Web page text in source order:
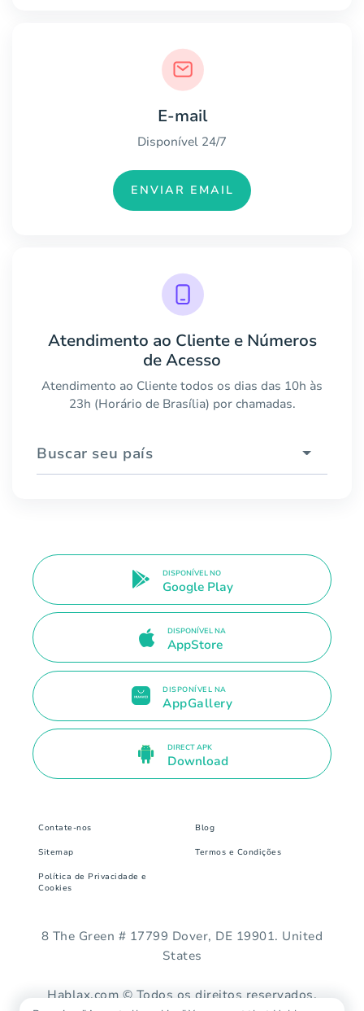
E-mail
Disponível 24/7
ENVIAR EMAIL
Atendimento ao Cliente e Números
de Acesso
Atendimento ao Cliente todos os dias das 10h às
23h (Horário de Brasília) por chamadas.
Buscar seu país
DISPONÍVEL NO
Google Play
DISPONÍVEL NA
AppStore
DISPONÍVEL NA
AppGallery
DIRECT APK
Download
Contate-nos Blog
Sitemap Termos e Condições
Política de Privacidade e
Cookies
8 The Green # 17799 Dover, DE 19901. United
States
Hablax.com © Todos os direitos reservados.